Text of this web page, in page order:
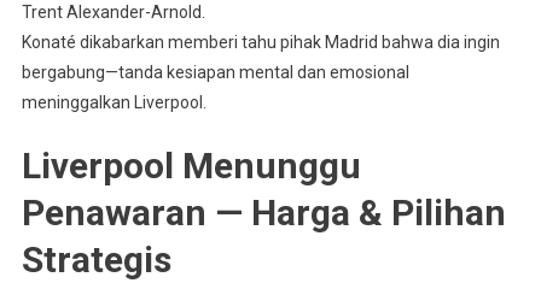
Trent Alexander-Arnold.
Konaté dikabarkan memberi tahu pihak Madrid bahwa dia ingin
bergabung—tanda kesiapan mental dan emosional
meninggalkan Liverpool.
Liverpool Menunggu
Penawaran — Harga & Pilihan
Strategis